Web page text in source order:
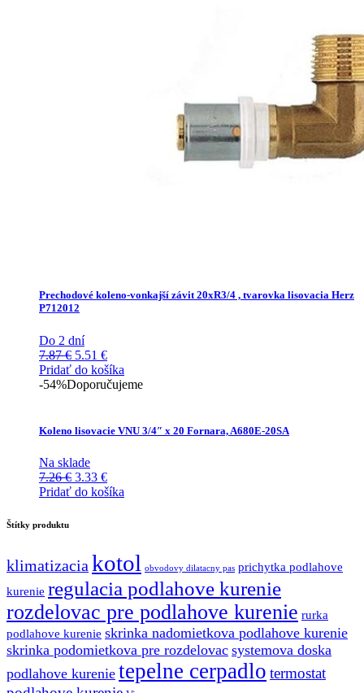
Prechodové koleno-vonkajší závit 20xR3/4 , tvarovka lisovacia Herz
P712012
Do 2 dní
7.87€ Pôvodná
cena
bola:
5.51 €Aktuálna
cena
je:
Pridať do košíka
-54%Doporučujeme
Koleno lisovacie VNU 3/4″ x 20 Fornara, A680E-20SA
Na sklade
7.26€ Pôvodná
cena
3.33 €Aktuálna
cena
Pridať do košíka
Štítky produktu
klimatizacia kotol obvodovy dilatacny pas prichytka podlahove
kurenie regulacia podlahove kurenie
rozdelovac pre podlahove kurenie rurka
podlahove kurenie skrinka nadomietkova podlahove kurenie
skrinka podomietkova pre rozdelovac systemova doska
podlahove kurenie tepelne cerpadlo termostat